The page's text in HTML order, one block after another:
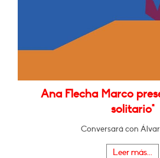
Ana Flecha Marco
solitario"
Conversará con
Leer más...